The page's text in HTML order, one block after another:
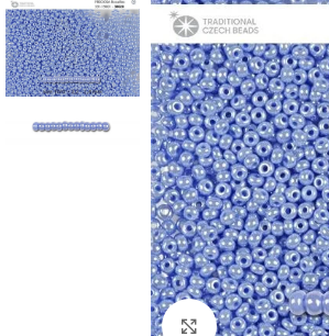
Spustelėkite,